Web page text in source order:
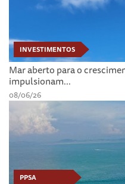
INVESTIMENTOS
Mar aberto para o
impulsionam...
08/06/26
PPSA